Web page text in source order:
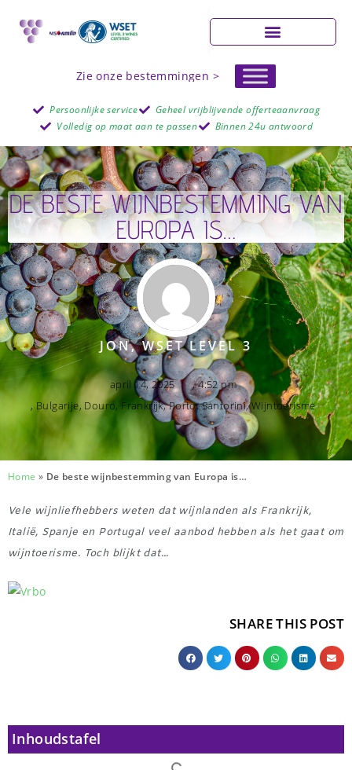
Zie onze bestemmingen >
Persoonlijke service
Geheel vrijblijvende offerteaanvraag
Volledig op maat aan te passen
Binnen 24u antwoord
DE BESTE WIJNBESTEMMING VAN
EUROPA IS…
JON, WSET LEVEL 3
april 14, 2025 ,4:52 pm
, Bulgarije, Douro,Frankrijk,Porto,Santorini,Wijntoerisme
Home » De beste wijnbestemming van Europa is…
Vele wijnliefhebbers weten dat wijnlanden als Frankrijk,
Italië, Spanje en Portugal veel aanbod hebben als het gaat om
wijntoerisme. Toch blijkt dat...
SHARE THIS POST
Inhoudstafel